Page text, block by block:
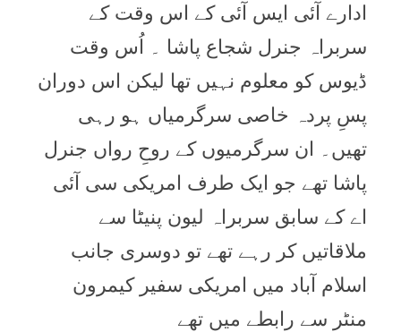
ادارے آئی ایس آئی کے اس وقت کے
سربراہ جنرل شجاع پاشا ۔ اُس وقت
ڈیوس کو معلوم نہیں تھا لیکن اس دوران
پسِ پردہ خاصی سرگرمیاں ہو رہی
تھیں۔ ان سرگرمیوں کے روحِ رواں جنرل
پاشا تھے جو ایک طرف امریکی سی آئی
اے کے سابق سربراہ لیون پنیٹا سے
ملاقاتیں کر رہے تھے تو دوسری جانب
اسلام آباد میں امریکی سفیر کیمرون
منٹر سے رابطے میں تھے